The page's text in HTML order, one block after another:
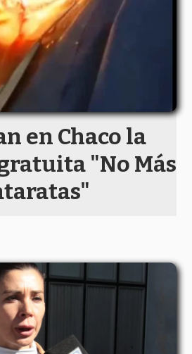
en Chaco la
"No Más